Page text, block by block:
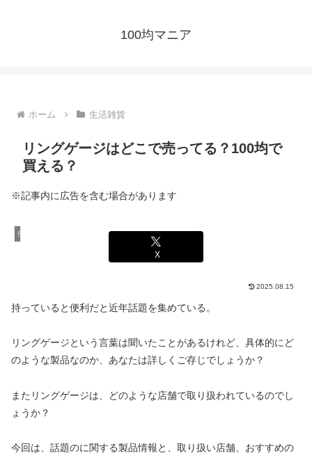
100均マニア
ホーム 生活雑貨
リングゲージはどこで売ってる？100均で
買える？
※記事内に広告を含む場合があります
生活雑貨
X
2025.08.15
持っていると便利だと近年話題を集めている。
リングゲージという言葉は聞いたことがあるけれど、具体的にど
のような製品なのか、あなたは詳しくご存じでしょうか？
またリングゲージは、どのような店舗で取り扱われているのでし
ょうか？
今回は、話題のに関する製品情報と、取り扱い店舗、おすすめの